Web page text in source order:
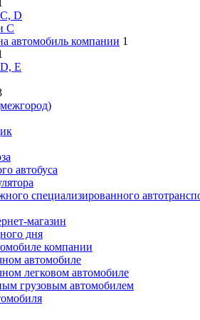
D
C
автомобиль компании 1
E
автобуса
специализированного
магазин
дня
компании
автомобиле
легковом автомобиле
грузовым автомобилем